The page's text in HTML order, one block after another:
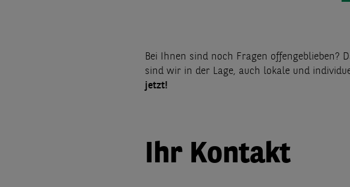
Bei Ihnen sind noch Fragen offengeblieben?
sind wir in der Lage, auch lokale und
jetzt!
Ihr Kontakt